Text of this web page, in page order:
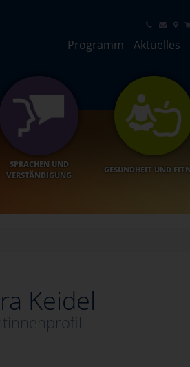
Programm Aktuelles
SPRACHEN UND
VERSTÄNDIGUNG
GESUNDHEIT UND
Keidel